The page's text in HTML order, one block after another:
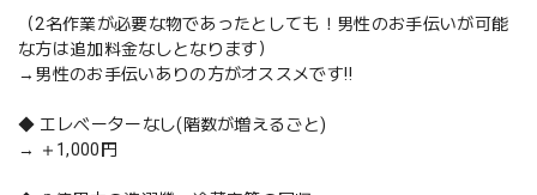
（2名作業が必要な物であったとしても！男性のお手伝いが可能
な方は追加料金なしとなります）
→男性のお手伝いありの方がオススメです‼️
◆ エレベーターなし(階数が増えるごと)
→ ＋1,000円